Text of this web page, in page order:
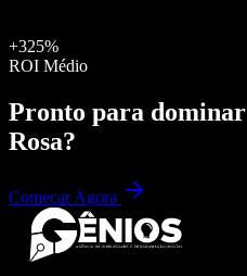
+325%
ROI Médio
Pronto para dominar
Rosa?
Começar Agora